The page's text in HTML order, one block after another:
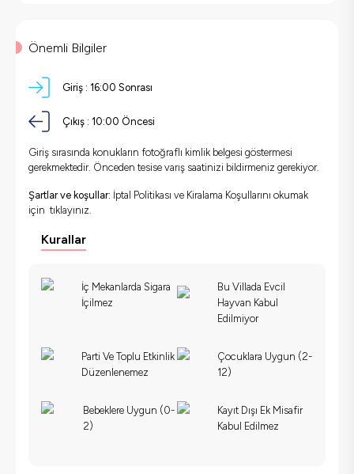
Önemli Bilgiler
Giriş : 16:00 Sonrası
Çıkış : 10:00 Öncesi
Giriş sırasında konukların fotoğraflı kimlik belgesi göstermesi
gerekmektedir. Önceden tesise varış saatinizi bildirmeniz gerekiyor.
Şartlar ve koşullar: İptal Politikası ve Kiralama Koşullarını okumak
için tıklayınız.
Kurallar
İç Mekanlarda Sigara
İçilmez
Bu Villada Evcil
Hayvan Kabul
Edilmiyor
Parti Ve Toplu Etkinlik
Düzenlenemez
Çocuklara Uygun (2-
12)
Bebeklere Uygun (0-
2)
Kayıt Dışı Ek Misafir
Kabul Edilmez